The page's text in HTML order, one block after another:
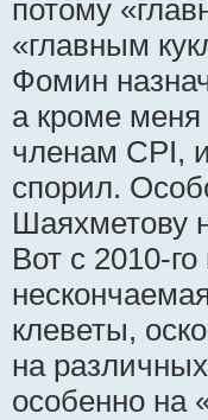
потому
«главным
Фомин
а кроме
членам CPI,
спорил.
Шаяхметову
Вот с 2010-
клеветы,
на
особенно на